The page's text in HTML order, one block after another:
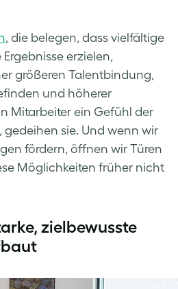
, die belegen, dass vielfältige
erzielen,
größeren Talentbindung,
und höherer
Mitarbeiter ein Gefühl der
sie. Und wenn wir
fördern, öffnen wir Türen
Möglichkeiten früher nicht
zielbewusste